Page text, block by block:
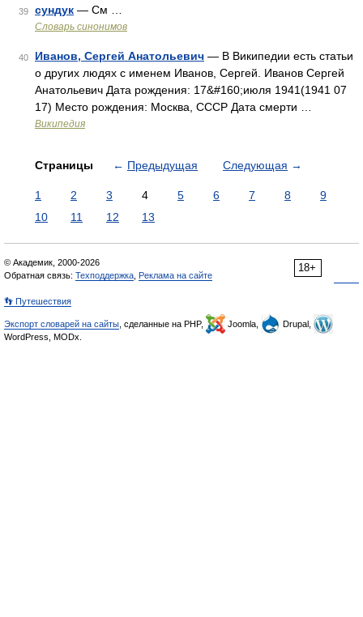
39 сундук — См …
Словарь синонимов
40 Иванов, Сергей Анатольевич — В Википедии есть статьи
о других людях с именем Иванов, Сергей. Иванов Сергей
Анатольевич Дата рождения: 17&#160;июля 1941(1941 07
17) Место рождения: Москва, СССР Дата смерти …
Википедия
Страницы ← Предыдущая Следующая →
1 2 3 4 5 6 7 8
9
10
11 12 13
18+
© Академик, 2000-2026
Обратная связь: Техподдержка Реклама на сайте
👣 Путешествия
Экспорт словарей на сайты , сделанные на PHP, Joomla,
Drupal,
WordPress, MODx.